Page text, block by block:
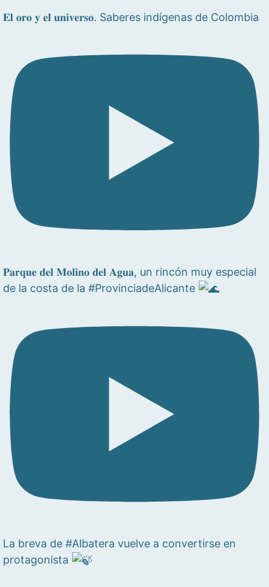
𝐄𝐥 𝐨𝐫𝐨 𝐲 𝐞𝐥 𝐮𝐧𝐢𝐯𝐞𝐫𝐬𝐨. Saberes indígenas de Colombia
𝐏𝐚𝐫𝐪𝐮𝐞 𝐝𝐞𝐥 𝐌𝐨𝐥𝐢𝐧𝐨 𝐝𝐞𝐥 𝐀𝐠𝐮𝐚, un rincón muy especial
de la costa de la #ProvinciadeAlicante
La breva de #Albatera vuelve a convertirse en
protagonista